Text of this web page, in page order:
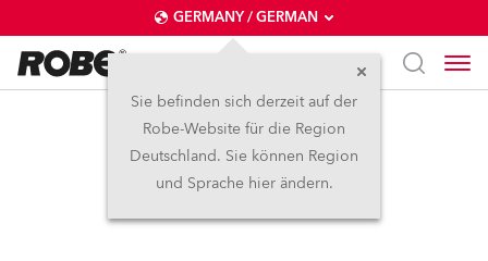
GERMANY / GERMAN
Sie befinden sich derzeit auf der
Robe-Website für die Region
Deutschland. Sie können Region
und Sprache hier ändern.
SPOTE™
Abgekündigt